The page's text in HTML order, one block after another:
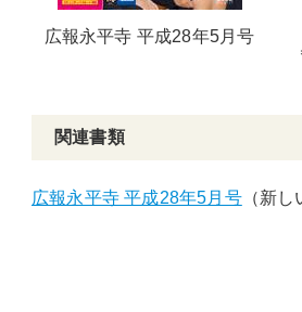
広報永平寺 平成28年5月号
＊ 町民カレンダー
関連書類
広報永平寺 平成28年5月号（新し